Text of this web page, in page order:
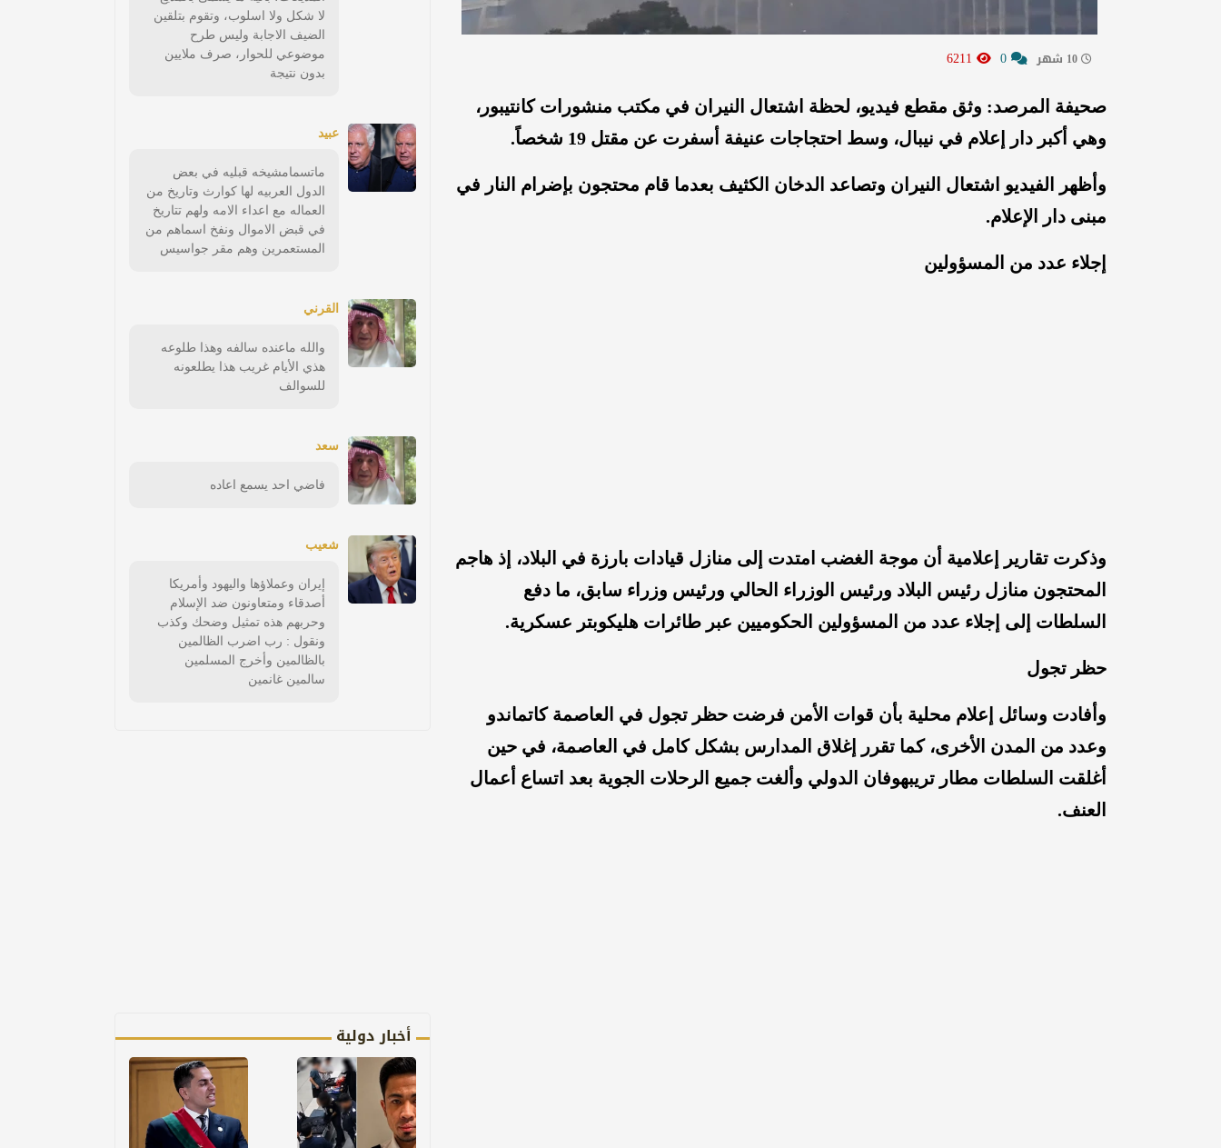
صحيفة المرصد: وثق مقطع فيديو، لحظة اشتعال النيران في مكتب منشورات كانتيبور،
وهي أكبر دار إعلام في نيبال، وسط احتجاجات عنيفة أسفرت عن مقتل 19 شخصاً.
وأظهر الفيديو اشتعال النيران وتصاعد الدخان الكثيف بعدما قام محتجون بإضرام النار في
مبنى دار الإعلام.
إجلاء عدد من المسؤولين
وذكرت تقارير إعلامية أن موجة الغضب امتدت إلى منازل قيادات بارزة في البلاد، إذ هاجم
المحتجون منازل رئيس البلاد ورئيس الوزراء الحالي ورئيس وزراء سابق، ما دفع
السلطات إلى إجلاء عدد من المسؤولين الحكوميين عبر طائرات هليكوبتر عسكرية.
حظر تجول
وأفادت وسائل إعلام محلية بأن قوات الأمن فرضت حظر تجول في العاصمة كاتماندو
وعدد من المدن الأخرى، كما تقرر إغلاق المدارس بشكل كامل في العاصمة، في حين
أغلقت السلطات مطار تريبهوفان الدولي وألغت جميع الرحلات الجوية بعد اتساع أعمال
العنف.
لا شكل ولا اسلوب، وتقوم بتلقين
الضيف الاجابة وليس طرح
موضوعي للحوار، صرف ملايين
بدون نتيجة
عبيد
ماتسمامشيخه قبليه في بعض
الدول العربيه لها كوارث وتاريخ من
العماله مع اعداء الامه ولهم تتاريخ
في قبض الاموال ونفخ اسماهم من
المستعمرين وهم مقر جواسيس
القرني
والله ماعنده سالفه وهذا طلوعه
هذي الأيام غريب هذا يطلعونه
للسوالف
سعد
فاضي احد يسمع اعاده
شعيب
إيران وعملاؤها واليهود وأمريكا
أصدقاء ومتعاونون ضد الإسلام
وحربهم هذه تمثيل وضحك وكذب
ونقول : رب اضرب الظالمين
بالظالمين وأخرج المسلمين
سالمين غانمين
أخبار دولية